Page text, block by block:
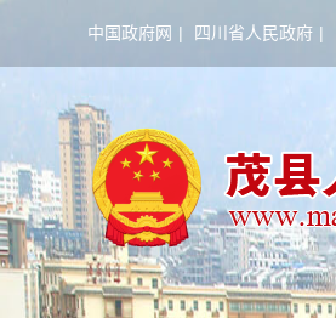
中国政府网 | 四川省人民政府 |